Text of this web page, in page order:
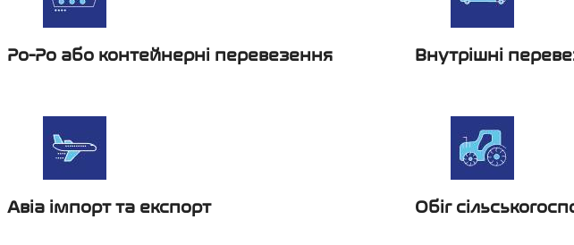
Ро-Ро або контейнерні перевезення Внутрішні
Авіа імпорт та експорт Обіг